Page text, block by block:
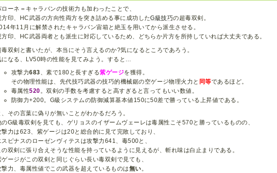
ローネ＝キャラバンの技術力も加わったことで、
方印、HC武器の方向性両方を突き詰める事に成功したG級技巧の超毒双剣。
年11月に解禁されたキャラバン宙箱と絶玉を用いてから派生させる。
方印、HC武器両者とも派生に対応しているため、どちらか片方を所持していれば大丈夫である。
毒双剣と書いたが、本当にそう言えるのか?気になるところであろう。
になる、LV50時の性能を見てみよう。すると…
攻撃力683、素で180と長すぎる紫ゲージを獲得。
その物理性能は、先代技巧武器の技巧的機械鋸の空ゲージ物理火力と 同等であるほど。
毒属性520。双剣の手数を考慮すると高すぎると言ってもいい数値。
防御力+200。G級システムの防御減算基本値150に50差で勝っている上昇値である。
、その言葉に偽りが無いことがわかるだろう。
のG級毒双剣を見ても、ゲリョスのイザームヴェーレは毒属性こそ570と勝っているものの、
撃力は623、紫ゲージは20と総合的に見て完敗しており、
スピナスのローゼンヴィテスは攻撃力641、毒500と、
の双剣に張り合えそうな性能を持っているように見えるが、斬れ味は白止まりである。
ゲージがこの双剣と同じぐらい長い毒双剣で見ても、
撃力、毒属性値でこの武器を超えているものは無い。